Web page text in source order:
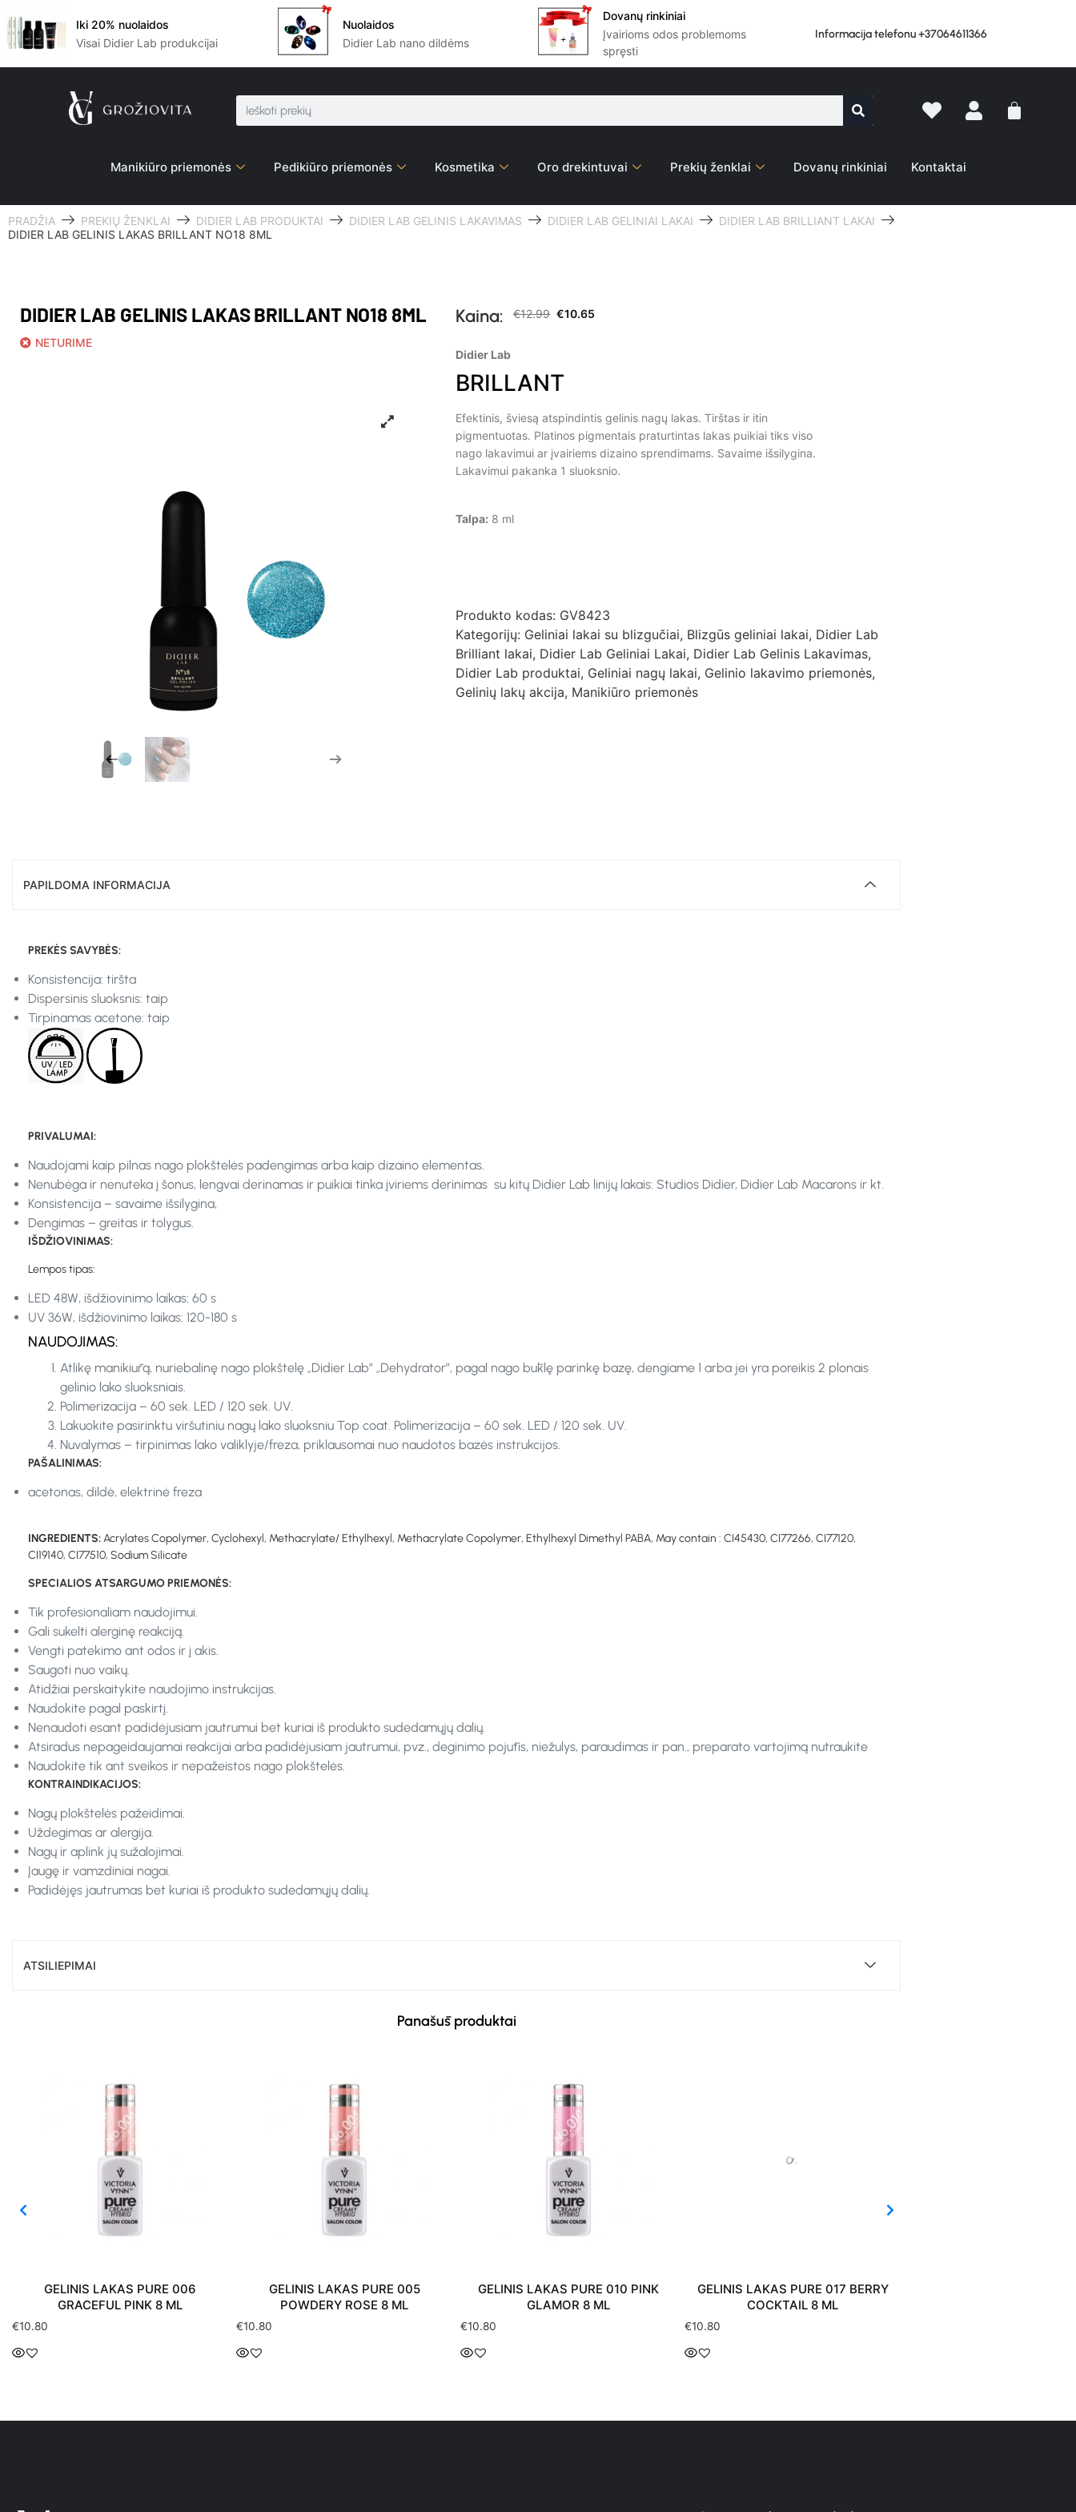
Iki 20% nuolaidos
Visai Didier Lab produkcijai
Nuolaidos
Didier Lab nano dildėms
Dovanų rinkiniai
Įvairioms odos problemoms
spręsti
Informacija telefonu +37064611366
Manikiūro priemonės Pedikiūro priemonės Kosmetika Oro drekintuvai Prekių ženklai Dovanų rinkiniai Kontaktai
PRADŽIA PREKIŲ ŽENKLAI DIDIER LAB PRODUKTAI DIDIER LAB GELINIS LAKAVIMAS DIDIER LAB GELINIAI LAKAI
DIDIER LAB BRILLIANT LAKAI
DIDIER LAB GELINIS LAKAS BRILLANT NO18 8ML
DIDIER LAB GELINIS LAKAS BRILLANT NO18 8ML
NETURIME
Kaina: €12.99 €10.65
Didier Lab
BRILLANT
Efektinis, šviesą atspindintis gelinis nagų lakas. Tirštas ir itin
pigmentuotas. Platinos pigmentais praturtintas lakas puikiai tiks viso
nago lakavimui ar įvairiems dizaino sprendimams. Savaime išsilygina.
Lakavimui pakanka 1 sluoksnio.
Talpa: 8 ml
Produkto kodas: GV8423
Kategorijų: Geliniai lakai su blizgučiai, Blizgūs geliniai lakai, Didier Lab
Brilliant lakai, Didier Lab Geliniai Lakai, Didier Lab Gelinis Lakavimas,
Didier Lab produktai, Geliniai nagų lakai, Gelinio lakavimo priemonės,
Gelinių lakų akcija, Manikiūro priemonės
PAPILDOMA INFORMACIJA
PREKĖS SAVYBĖS:
Konsistencija: tiršta
Dispersinis sluoksnis: taip
Tirpinamas acetone: taip
PRIVALUMAI:
Naudojami kaip pilnas nago plokštelės padengimas arba kaip dizaino elementas.
Nenubėga ir nenuteka į šonus, lengvai derinamas ir puikiai tinka įviriems derinimas su kitų Didier Lab linijų lakais: Studios Didier, Didier Lab Macarons ir kt.
Konsistencija – savaime išsilygina,
Dengimas – greitas ir tolygus.
IŠDŽIOVINIMAS:
Lempos tipas:
LED 48W, išdžiovinimo laikas: 60 s
UV 36W, išdžiovinimo laikas: 120-180 s
NAUDOJIMAS:
Atlikę manikiūrą, nuriebalinę nago plokštelę „Didier Lab” „Dehydrator”, pagal nago būklę parinkę bazę, dengiame 1 arba jei yra poreikis 2 plonais
gelinio lako sluoksniais.
Polimerizacija – 60 sek. LED / 120 sek. UV.
Lakuokite pasirinktu viršutiniu nagų lako sluoksniu Top coat. Polimerizacija – 60 sek. LED / 120 sek. UV.
Nuvalymas – tirpinimas lako valiklyje/freza, priklausomai nuo naudotos bazės instrukcijos.
PAŠALINIMAS:
acetonas, dildė, elektrinė freza
INGREDIENTS:Acrylates Copolymer, Cyclohexyl, Methacrylate/ Ethylhexyl, Methacrylate Copolymer, Ethylhexyl Dimethyl PABA, May contain : CI45430, CI77266, CI77120,
CI19140, CI77510, Sodium Silicate
SPECIALIOS ATSARGUMO PRIEMONĖS:
Tik profesionaliam naudojimui.
Gali sukelti alerginę reakciją.
Vengti patekimo ant odos ir į akis.
Saugoti nuo vaikų.
Atidžiai perskaitykite naudojimo instrukcijas.
Naudokite pagal paskirtį.
Nenaudoti esant padidėjusiam jautrumui bet kuriai iš produkto sudedamųjų dalių.
Atsiradus nepageidaujamai reakcijai arba padidėjusiam jautrumui, pvz., deginimo pojūtis, niežulys, paraudimas ir pan., preparato vartojimą nutraukite
Naudokite tik ant sveikos ir nepažeistos nago plokštelės.
KONTRAINDIKACIJOS:
Nagų plokštelės pažeidimai.
Uždegimas ar alergija.
Nagų ir aplink jų sužalojimai.
Įaugę ir vamzdiniai nagai.
Padidėjęs jautrumas bet kuriai iš produkto sudedamųjų dalių.
ATSILIEPIMAI
Panašūs produktai
GELINIS LAKAS PURE 006
GRACEFUL PINK 8 ML
€10.80
GELINIS LAKAS PURE 005
POWDERY ROSE 8 ML
€10.80
GELINIS LAKAS PURE 010 PINK
GLAMOR 8 ML
€10.80
GELINIS LAKAS PURE 017 BERRY
COCKTAIL 8 ML
€10.80